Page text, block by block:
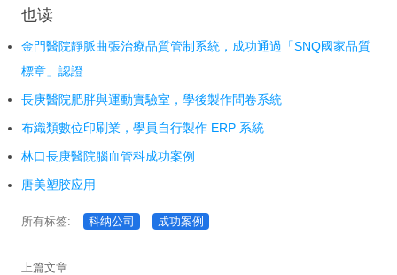
也读
金門醫院靜脈曲張治療品質管制系統，成功通過「SNQ國家品質
標章」認證
長庚醫院肥胖與運動實驗室，學後製作問卷系統
布織類數位印刷業，學員自行製作 ERP 系統
林口長庚醫院腦血管科成功案例
唐美塑胶应用
所有标签: 科纳公司 成功案例
上篇文章